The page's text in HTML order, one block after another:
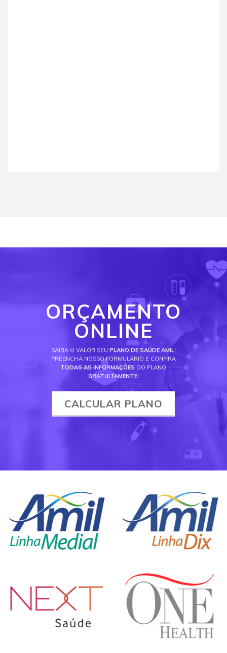
ORÇAMENTO
ONLINE
SAIBA O VALOR SEU PLANO DE SAÚDE AMIL!
PREENCHA NOSSO FORMULÁRIO E CONFIRA
TODAS AS INFORMAÇÕES DO PLANO
GRATUITAMENTE!
CALCULAR PLANO